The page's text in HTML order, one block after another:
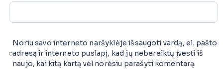
Noriu savo interneto naršyklėje išsaugoti vardą, el. pašto
adresą ir interneto puslapį, kad jų nebereiktų įvesti iš
naujo, kai kitą kartą vėl norėsiu parašyti komentarą.